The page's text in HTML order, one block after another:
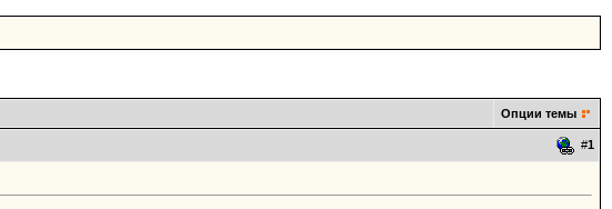
Опции темы
#1